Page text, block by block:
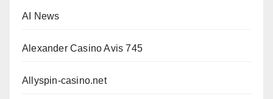
AI News
Alexander Casino Avis 745
Allyspin-casino.net